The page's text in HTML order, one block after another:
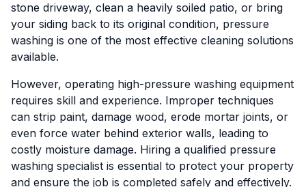
stone driveway, clean a heavily soiled patio, or bring
your siding back to its original condition, pressure
washing is one of the most effective cleaning solutions
available.
However, operating high-pressure washing equipment
requires skill and experience. Improper techniques
can strip paint, damage wood, erode mortar joints, or
even force water behind exterior walls, leading to
costly moisture damage. Hiring a qualified pressure
washing specialist is essential to protect your property
and ensure the job is completed safely and effectively.